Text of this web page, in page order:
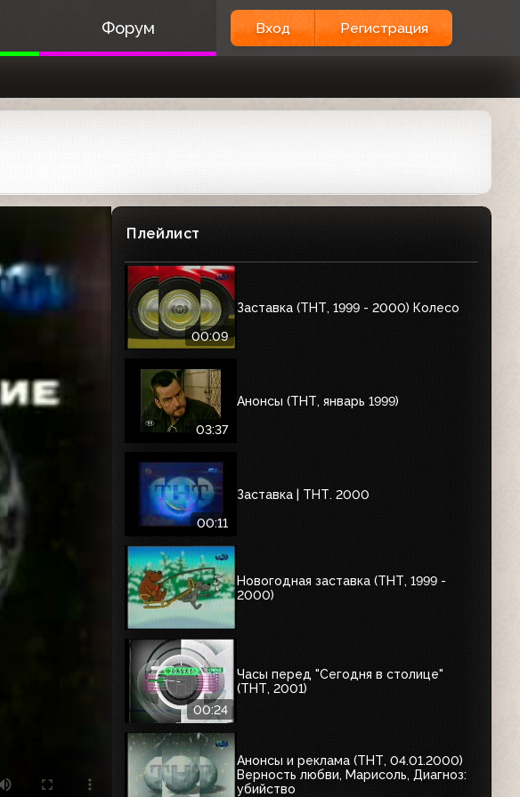
Форум Вход Регистрация
Плейлист
00:09
Заставка (ТНТ, 1999 - 2000) Колесо
03:37
Анонсы (ТНТ, январь 1999)
00:11
Заставка | ТНТ. 2000
Новогодная заставка (ТНТ, 1999 -
2000)
00:24
Часы перед "Сегодня в столице"
(ТНТ, 2001)
Анонсы и реклама (ТНТ, 04.01.2000)
Верность любви, Марисоль, Диагноз:
убийство